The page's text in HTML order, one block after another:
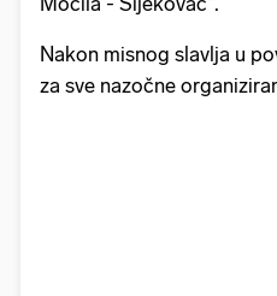
Nakon misnog slavlja u
za sve nazočne